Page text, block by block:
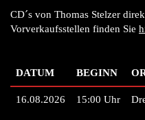
CD´s von Thomas Stelzer
Vorverkaufsstellen finden Sie
DATUM BEGINN
16.08.2026 15:00 Uhr